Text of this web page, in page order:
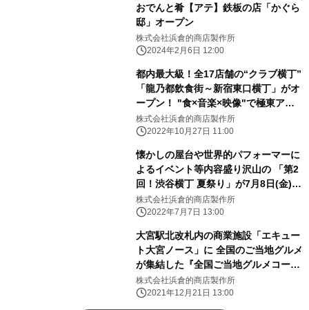
おでんと肴【アテ】鉄板の店「かぐら
邸」オープン
株式会社浜倉的商店製作所
2024年2月6日 12:00
都内最大級！全17店舗の“クラブ横丁”
「龍乃都飲食街～新宿東口横丁」がオ
ープン！ "食×音楽×映像"で極東アジ
アのワクワクが ギュッと集結したカオ
スなエンタメ空間！
株式会社浜倉的商店製作所
2022年10月27日 11:00
懐かしの屋台や世界的パフォーマーに
よるイベント等内容盛り沢山の 「第2
回！渋谷横丁 夏祭り」が7月8日(金)17
時スタート！
株式会社浜倉的商店製作所
2022年7月7日 13:00
大宮駅北改札内の商業施設「エキュー
ト大宮ノース」に 全国のご当地グルメ
が集結した『全国ご当地グルメコート
大宮横丁』が12月21日(火)オープン
株式会社浜倉的商店製作所
2021年12月21日 13:00